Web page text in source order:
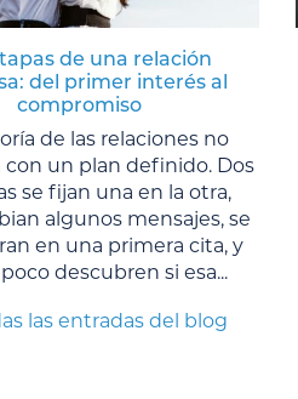
de una relación
del primer interés al
compromiso
de las relaciones no
con un plan definido. Dos
se fijan una en la otra,
algunos mensajes, se
en una primera cita, y
descubren si esa...
las entradas del blog